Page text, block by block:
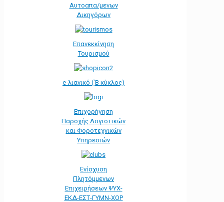
Αυτοαπα/μενων
Δικηγόρων
Επανεκκίνηση
Τουρισμού
e-λιανικό (΄Β κύκλος)
Επιχορήγηση
Παροχής Λογιστικών
και Φοροτεχνικών
Υπηρεσιών
Ενίσχυση
Πλητόμμενων
Επιχειρήσεων ΨΥΧ-
ΕΚΔ-ΕΣΤ-ΓΥΜΝ-ΧΟΡ